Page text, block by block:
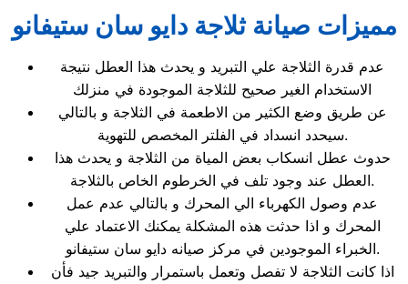
مميزات صيانة ثلاجة دايو سان ستيفانو
عدم قدرة الثلاجة علي التبريد و يحدث هذا العطل نتيجة
الاستخدام الغير صحيح للثلاجة الموجودة في منزلك
عن طريق وضع الكثير من الاطعمة في الثلاجة و بالتالي
سيحدد انسداد في الفلتر المخصص للتهوية.
حدوث عطل انسكاب بعض المياة من الثلاجة و يحدث هذا
العطل عند وجود تلف في الخرطوم الخاص بالثلاجة.
عدم وصول الكهرباء الي المحرك و بالتالي عدم عمل
المحرك و اذا حدثت هذه المشكلة يمكنك الاعتماد علي
الخبراء الموجودين في مركز صيانه دايو سان ستيفانو.
اذا كانت الثلاجة لا تفصل وتعمل باستمرار والتبريد جيد فأن